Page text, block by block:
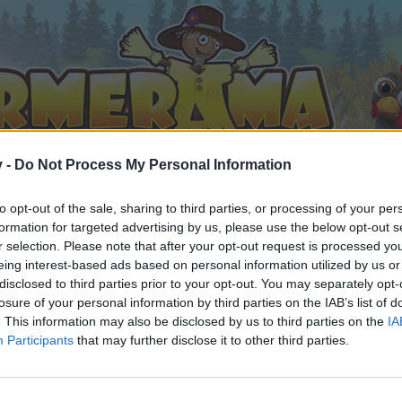
- Do Not Process My Personal Information
opt-out of the sale, sharing to third parties, or processing of your
for targeted advertising by us, please use the below opt-out
selection. Please note that after your opt-out request is processed
interest-based ads based on personal information utilized by us
to third parties prior to your opt-out. You may separately
of your personal information by third parties on the IAB’s list of
This information may also be disclosed by us to third parties on the
Participants that may further disclose it to other third parties.
(5)
gefällt
teilnehmen oder eigene Themen starten möchtest,